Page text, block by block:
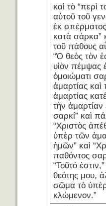
καὶ τὸ “περὶ
αὐτοῦ τοῦ
ἐκ
κατὰ σάρκα”
τοῦ πάθους
“Ὁ θεὸς τὸν
υἱὸν πέμψας
ὁμοιώματι
ἁμαρτίας καὶ
ἁμαρτίας
τὴν ἁμαρτίαν
σαρκί” καὶ
“Χριστὸς
ὑπὲρ τῶν
ἡμῶν” καὶ
παθόντος
“Τοῦτό
θεότης μου,
σῶμα τὸ
κλώμενον.”